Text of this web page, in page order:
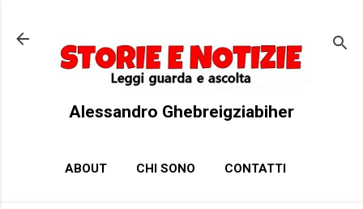
Alessandro Ghebreigziabiher
ABOUT CHI SONO CONTATTI